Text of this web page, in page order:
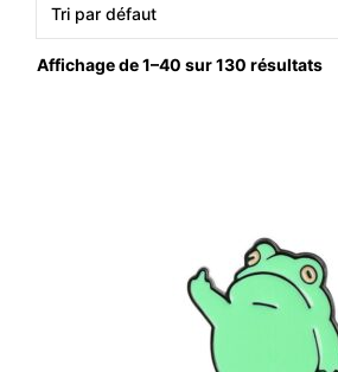
Affichage de 1–40 sur 130 résultats